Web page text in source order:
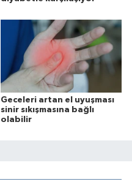
Geceleri artan el uyuşması
sinir sıkışmasına bağlı
olabilir